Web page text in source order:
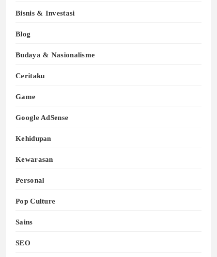
Bisnis & Investasi
Blog
Budaya & Nasionalisme
Ceritaku
Game
Google AdSense
Kehidupan
Kewarasan
Personal
Pop Culture
Sains
SEO